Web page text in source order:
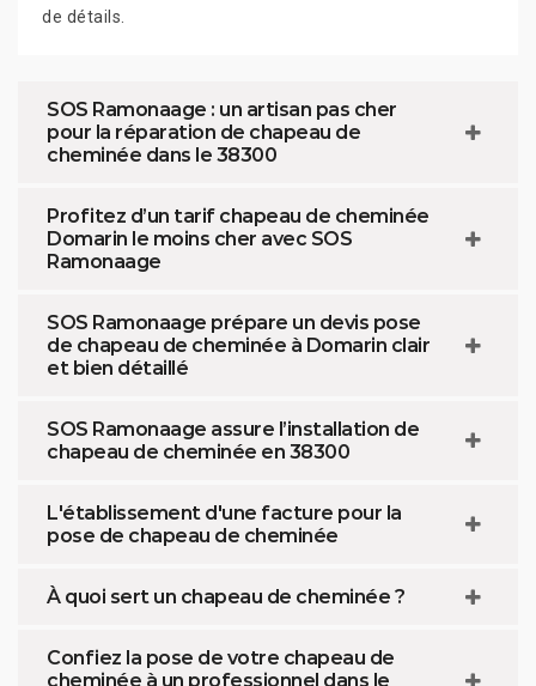
de détails.
SOS Ramonaage : un artisan pas cher
pour la réparation de chapeau de
cheminée dans le 38300
Profitez d’un tarif chapeau de cheminée
Domarin le moins cher avec SOS
Ramonaage
SOS Ramonaage prépare un devis pose
de chapeau de cheminée à Domarin clair
et bien détaillé
SOS Ramonaage assure l’installation de
chapeau de cheminée en 38300
L'établissement d'une facture pour la
pose de chapeau de cheminée
À quoi sert un chapeau de cheminée ?
Confiez la pose de votre chapeau de
cheminée à un professionnel dans le